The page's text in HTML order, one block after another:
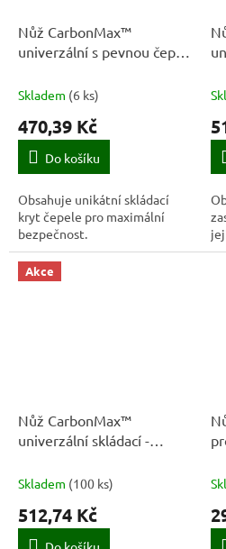
Nůž CarbonMax™
univerzální s pevnou čepelí
Skladem (6 ks)
470,39 Kč
Do košíku
Obsahuje unikátní skládací
kryt čepele pro maximální
bezpečnost.
Akce
Nůž CarbonMax™
univerzální skládací -
Skladem (100 ks)
512,74 Kč